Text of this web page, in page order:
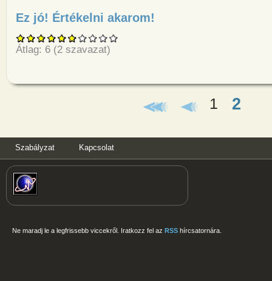
Ez jó! Értékelni akarom!
Átlag: 6 (2 szavazat)
1 2
Szabályzat Kapcsolat
Ne maradj le a legfrissebb viccekről. Iratkozz fel az RSS hírcsatornára.